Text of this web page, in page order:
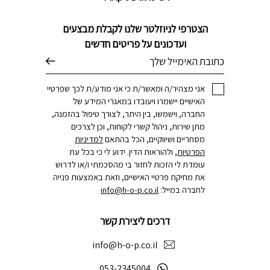
הצטרפי לניוזלטר שלנו לקבלת מבצעים
ועדכונים על פריטים חדשים
אני מצהיר/ה ומאשר/ת כי אני מודע/ת לכך שפרטיי
האישיים יישמרו ויעובדו במאגרי המידע של
החברה, וישמשו, בין היתר, לצורך טיפול בהזמנה,
מתן שירות, ניהול קשרי לקוחות, וכן לצרכים
מסחריים ושיווקיים, הכל בהתאםלמדיניות
הפרטיות, ולהוראות הדין. ידוע לי כי בכל עת
עומדת לי הזכות לחזור בי מהסכמתי ו/או לדרוש
את מחיקת פרטיי האישיים, וזאת באמצעות פנייה
לחברה במייל: info@h-o-p.co.il
דרכים ליצירת קשר
info@h-o-p.co.il